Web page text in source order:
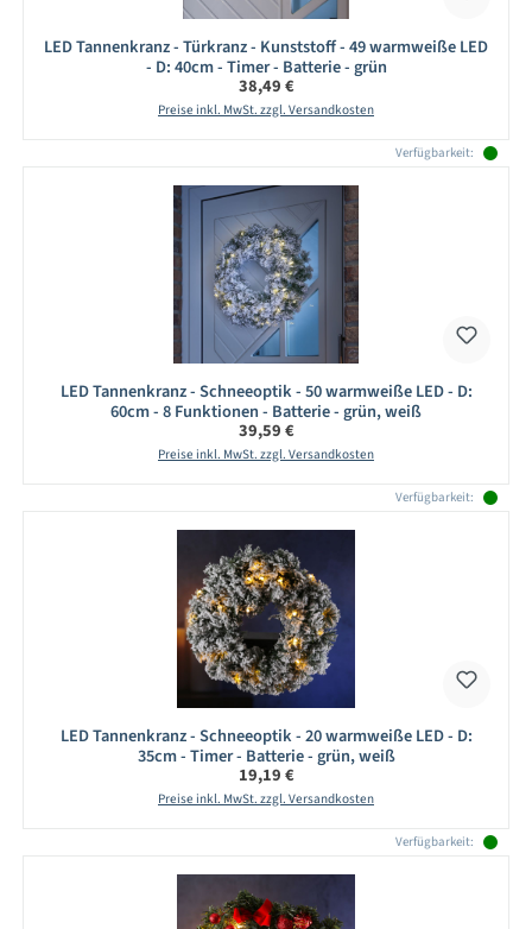
LED Tannenkranz - Türkranz - Kunststoff - 49 warmweiße LED
- D: 40cm - Timer - Batterie - grün
Regulärer Preis:
38,49 €
Preise inkl. MwSt. zzgl. Versandkosten
Verfügbarkeit:
LED Tannenkranz - Schneeoptik - 50 warmweiße LED - D:
60cm - 8 Funktionen - Batterie - grün, weiß
Regulärer Preis:
39,59 €
Preise inkl. MwSt. zzgl. Versandkosten
Verfügbarkeit:
LED Tannenkranz - Schneeoptik - 20 warmweiße LED - D:
35cm - Timer - Batterie - grün, weiß
Regulärer Preis:
19,19 €
Preise inkl. MwSt. zzgl. Versandkosten
Verfügbarkeit: